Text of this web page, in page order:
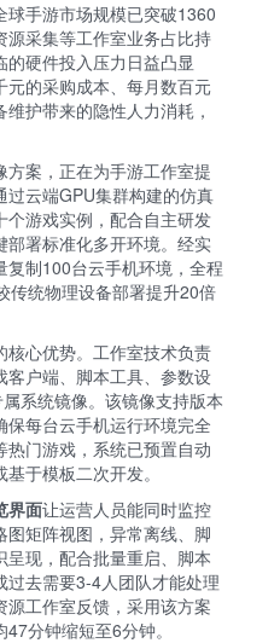
手游市场规模已突破1360
采集等工作室业务占比持
硬件投入压力日益凸显
的采购成本、每月数百元
护带来的隐性人力消耗，
案，正在为手游工作室提
云端GPU集群构建的仿真
游戏实例，配合自主研发
部署标准化多开环境。经实
制100台云手机环境，全程
传统物理设备部署提升20倍
核心优势。工作室技术负责
客户端、脚本工具、参数设
系统镜像。该镜像支持版本
每台云手机运行环境完全
门游戏，系统已预置自动
于模板二次开发。
界面让运营人员能同时监控
矩阵视图，异常离线、脚
现，配合批量重启、脚本
去需要3-4人团队才能处理
工作室反馈，采用该方案
分钟缩短至6分钟。